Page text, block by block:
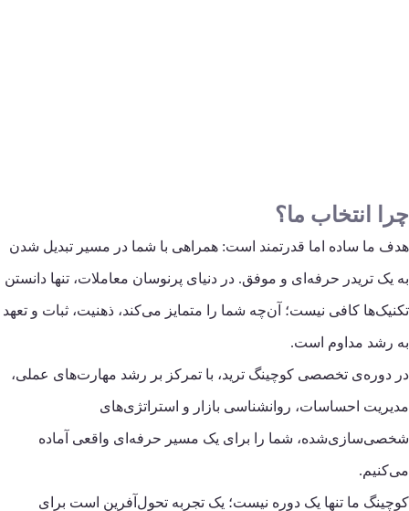
چرا انتخاب ما؟
هدف ما ساده اما قدرتمند است: همراهی با شما در مسیر تبدیل شدن
به یک تریدر حرفه‌ای و موفق. در دنیای پرنوسان معاملات، تنها دانستن
تکنیک‌ها کافی نیست؛ آن‌چه شما را متمایز می‌کند، ذهنیت، ثبات و تعهد
به رشد مداوم است.
در دوره‌ی تخصصی کوچینگ ترید، با تمرکز بر رشد مهارت‌های عملی،
مدیریت احساسات، روانشناسی بازار و استراتژی‌های
شخصی‌سازی‌شده، شما را برای یک مسیر حرفه‌ای واقعی آماده
می‌کنیم.
کوچینگ ما تنها یک دوره نیست؛ یک تجربه تحول‌آفرین است برای